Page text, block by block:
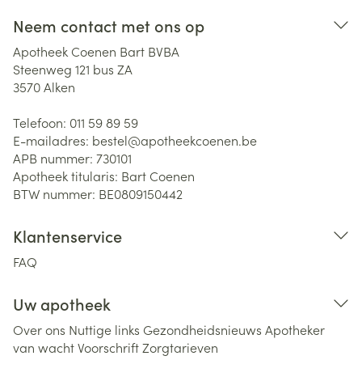
Neem contact met ons op
Apotheek Coenen Bart BVBA
Steenweg 121 bus ZA
3570Alken
Telefoon: 011 59 89 59
E-mailadres: bestel@apotheekcoenen.be
APB nummer: 730101
Apotheek titularis: Bart Coenen
BTW nummer: BE0809150442
Klantenservice
FAQ
Uw apotheek
Over ons Nuttige links Gezondheidsnieuws Apotheker
van wachtVoorschriftZorgtarieven